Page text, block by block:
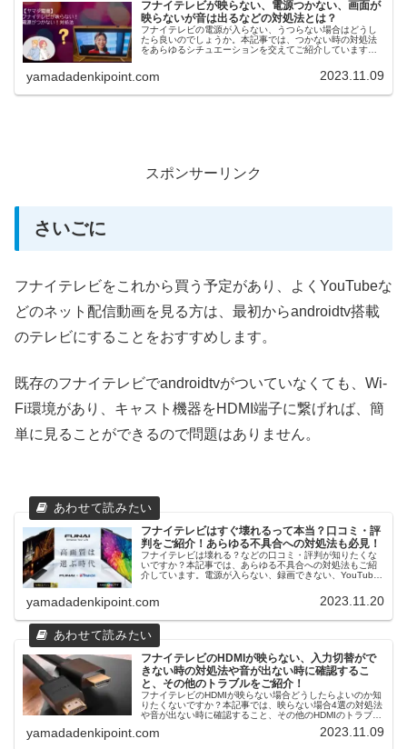
フナイテレビが映らない、電源つかない、画面が
映らないが音は出るなどの対処法とは？
フナイテレビの電源が入らない、うつらない場合はどうし
たら良いのでしょうか。本記事では、つかない時の対処法
をあらゆるシチュエーションを交えてご紹介しています。
yamadadenkipoint.com 2023.11.09
スポンサーリンク
さいごに
フナイテレビをこれから買う予定があり、よくYouTubeな
どのネット配信動画を見る方は、最初からandroidtv搭載
のテレビにすることをおすすめします。
既存のフナイテレビでandroidtvがついていなくても、Wi-
Fi環境があり、キャスト機器をHDMI端子に繋げれば、簡
単に見ることができるので問題はありません。
フナイテレビはすぐ壊れるって本当？口コミ・評
判をご紹介！あらゆる不具合への対処法も必見！
フナイテレビは壊れる？などの口コミ・評判が知りたくな
いですか？本記事では、あらゆる不具合への対処法もご紹
介しています。電源が入らない、録画できない、YouTube
ります。フナイテレビを買って大丈夫か迷っている方は是
非参考にしてくださいね！
yamadadenkipoint.com 2023.11.20
フナイテレビのHDMIが映らない、入力切替がで
きない時の対処法や音が出ない時に確認するこ
と、その他のトラブルをご紹介！
フナイテレビのHDMIが映らない場合どうしたらよいのか知
りたくないですか？本記事では、映らない場合4選の対処法
や音が出ない時に確認すること、その他のHDMIのトラブル
対処法を試してもダメだった場合は、相談してみましょ
yamadadenkipoint.com 2023.11.09